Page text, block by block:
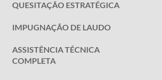
QUESITAÇÃO ESTRATÉGICA
IMPUGNAÇÃO DE LAUDO
ASSISTÊNCIA TÉCNICA
COMPLETA